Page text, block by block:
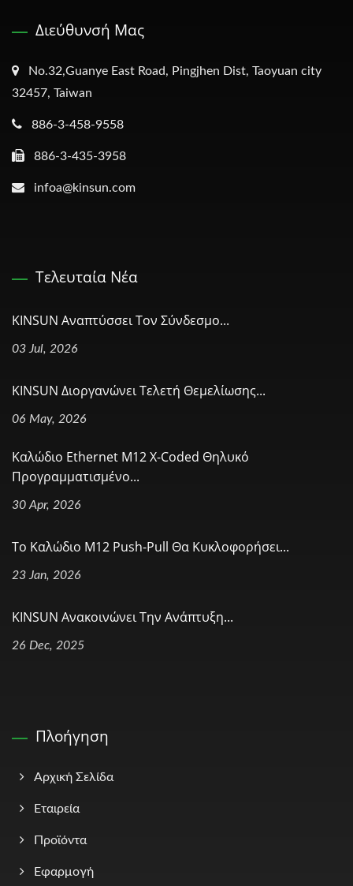
Διεύθυνσή Μας
No.32,Guanye East Road, Pingjhen Dist, Taoyuan city
32457, Taiwan
886-3-458-9558
886-3-435-3958
infoa@kinsun.com
Τελευταία Νέα
KINSUN Αναπτύσσει Τον Σύνδεσμο...
03 Jul, 2026
KINSUN Διοργανώνει Τελετή Θεμελίωσης...
06 May, 2026
Καλώδιο Ethernet M12 X-Coded Θηλυκό
Προγραμματισμένο...
30 Apr, 2026
Το Καλώδιο M12 Push-Pull Θα Κυκλοφορήσει...
23 Jan, 2026
KINSUN Ανακοινώνει Την Ανάπτυξη...
26 Dec, 2025
Πλοήγηση
Αρχική Σελίδα
Εταιρεία
Προϊόντα
Εφαρμογή